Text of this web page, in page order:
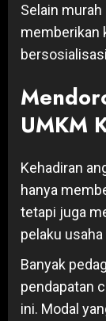
Selain
memberikan
UMKM
Kehadiran
hanya
tetapi juga
pelaku
Banyak
pendapatan
ini. Modal